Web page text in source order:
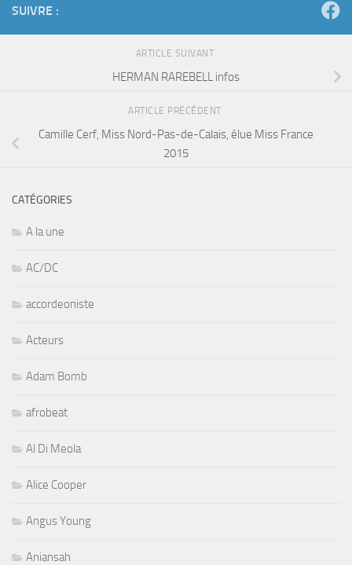
SUIVRE :
ARTICLE SUIVANT
HERMAN RAREBELL infos
ARTICLE PRÉCÉDENT
Camille Cerf, Miss Nord-Pas-de-Calais, élue Miss France
2015
CATÉGORIES
A la une
AC/DC
accordeoniste
Acteurs
Adam Bomb
afrobeat
Al Di Meola
Alice Cooper
Angus Young
Aniansah